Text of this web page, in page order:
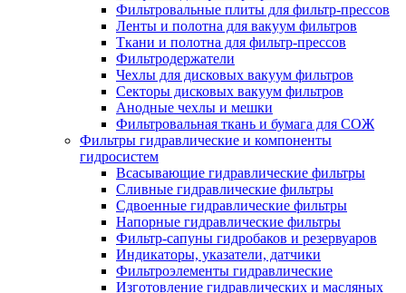
Фильтровальные плиты для фильтр-прессов
Ленты и полотна для вакуум фильтров
Ткани и полотна для фильтр-прессов
Фильтродержатели
Чехлы для дисковых вакуум фильтров
Секторы дисковых вакуум фильтров
Анодные чехлы и мешки
Фильтровальная ткань и бумага для СОЖ
Фильтры гидравлические и компоненты
гидросистем
Всасывающие гидравлические фильтры
Сливные гидравлические фильтры
Сдвоенные гидравлические фильтры
Напорные гидравлические фильтры
Фильтр-сапуны гидробаков и резервуаров
Индикаторы, указатели, датчики
Фильтроэлементы гидравлические
Изготовление гидравлических и масляных